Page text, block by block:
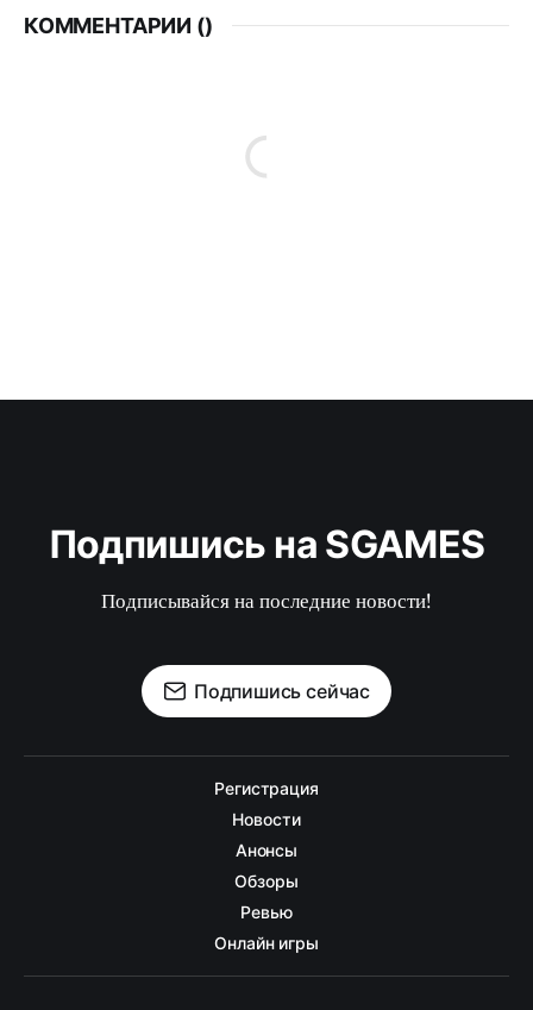
КОММЕНТАРИИ ()
Подпишись на SGAMES
Подписывайся на последние новости!
Подпишись сейчас
Регистрация
Новости
Анонсы
Обзоры
Ревью
Онлайн игры